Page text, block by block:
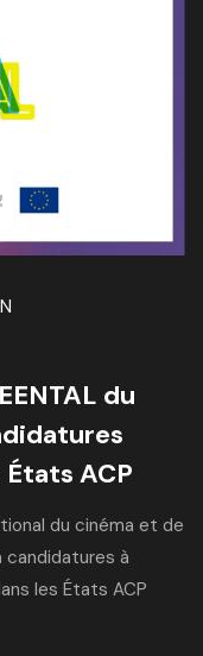
du
ACP
du cinéma et de
candidatures à
les États ACP